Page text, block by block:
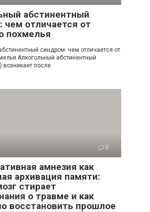
абстинентный
чем отличается от
похмелья
синдром: чем отличается от
Алкогольный абстинентный
после
0
амнезия как
архивация памяти:
стирает
о травме и как
восстановить прошлое